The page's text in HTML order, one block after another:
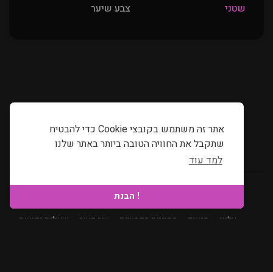
אתר זה משתמש בקובצי Cookie כדי להבטיח
שתקבל את החוויה הטובה ביותר באתר שלנו
למד עוד
! הבנת
צבע שיער
שטני
בחר את השפה המועדפת שלך
עלינו
תנאים מדיניות הפרטיות צור קשר שאלות נפוצות